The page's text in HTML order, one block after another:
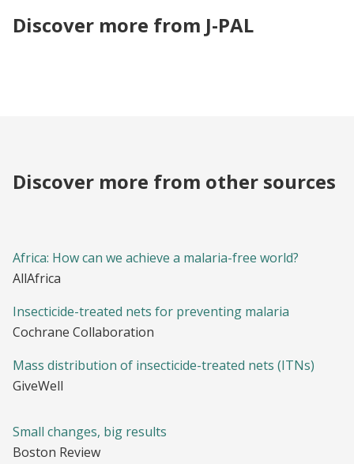
Discover more from J-PAL
Discover more from other sources
Africa: How can we achieve a malaria-free world?
AllAfrica
Insecticide-treated nets for preventing malaria
Cochrane Collaboration
Mass distribution of insecticide-treated nets (ITNs)
GiveWell
Small changes, big results
Boston Review